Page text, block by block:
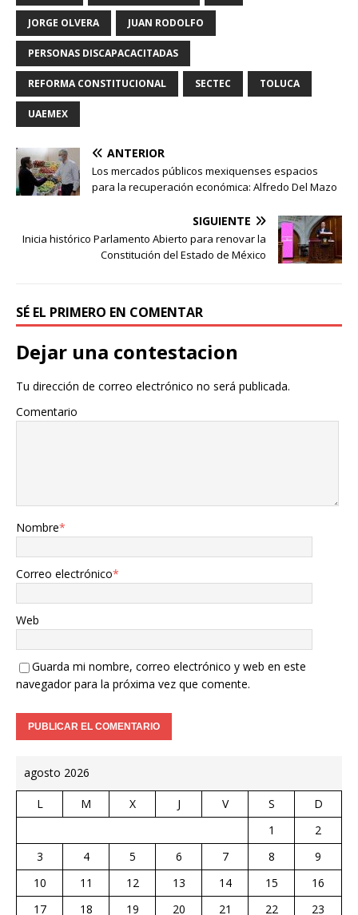
JORGE OLVERA JUAN RODOLFO
PERSONAS DISCAPACACITADAS
REFORMA CONSTITUCIONAL SECTEC TOLUCA
UAEMEX
ANTERIOR
Los mercados públicos mexiquenses espacios
para la recuperación económica: Alfredo Del Mazo
SIGUIENTE
Inicia histórico Parlamento Abierto para renovar la
Constitución del Estado de México
SÉ EL PRIMERO EN COMENTAR
Dejar una contestacion
Tu dirección de correo electrónico no será publicada.
Comentario
Nombre*
Correo electrónico*
Web
Guarda mi nombre, correo electrónico y web en este
navegador para la próxima vez que comente.
agosto 2026
L M X J V S
D
1
2
3
4 5 6 7 8
9
10
11 12 13 14 15
16
17
18 19 20 21 22 23